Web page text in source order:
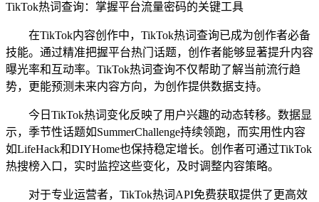
TikTok热词查询：掌握平台流量密码的关键工具
在TikTok内容创作中，TikTok热词查询已成为创作者必备
技能。通过精准把握平台热门话题，创作者能够显著提升内容
曝光率和互动率。TikTok热词查询不仅帮助了解当前流行趋
势，更能预测未来内容方向，为创作提供数据支持。
今日TikTok热词变化反映了用户兴趣的动态转移。数据显
示，季节性话题如SummerChallenge持续领跑，而实用性内容
如LifeHack和DIYHome也保持稳定增长。创作者可通过TikTok
热搜榜入口，实时监控这些变化，及时调整内容策略。
对于专业运营者，TikTok热词API免费获取提供了更高效